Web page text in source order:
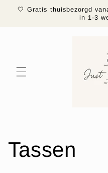
naar de
🤍 Gratis thuisbezorgd
in 1-3
Tassen